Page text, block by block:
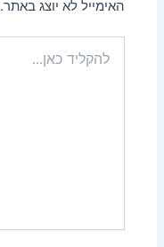
האימייל לא יוצג באתר.
כאן...